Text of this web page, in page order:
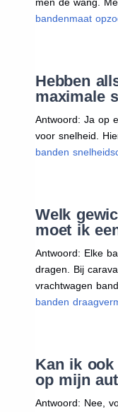
bandenmaat
Hebben
maximale
Antwoord: Ja op
voor snelheid.
banden
Welk
moet ik
Antwoord: Elke
dragen. Bij
vrachtwagen
banden
Kan ik ook
op mijn
Antwoord: Nee,